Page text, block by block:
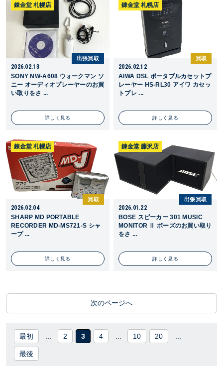
錬金堂 札幌店
出張買取
2026.02.13
SONY NW-A608 ウォークマン ソ
ニー オーディオプレーヤーのお買
い取りをさ ...
詳しく見る
錬金堂 札幌店
買取
2026.02.12
AIWA DSL ポータブルカセットプ
レーヤー HS-RL30 アイワ カセッ
トプレ ...
詳しく見る
錬金堂 札幌店
買取
2026.02.04
SHARP MD PORTABLE
RECORDER MD-MS721-S シャ
ープ ...
詳しく見る
錬金堂 藤沢店
出張買取
2026.01.22
BOSE スピーカー 301 MUSIC
MONITOR Ⅱ ボーズのお買い取り
をさ ...
詳しく見る
次のページへ
最初 ... 2 3 4 ... 10 20 ...
最後